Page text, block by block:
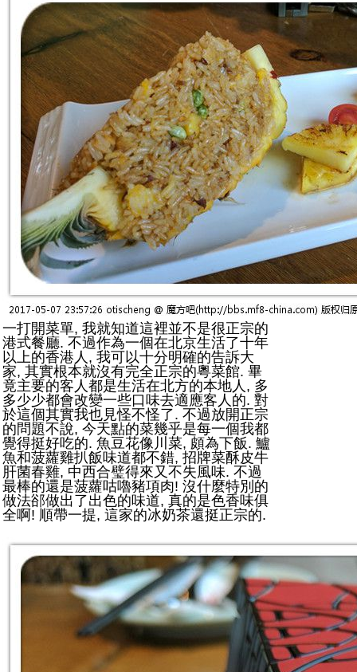
一打開菜單, 我就知道這裡並不是很正宗的
港式餐廳. 不過作為一個在北京生活了十年
以上的香港人, 我可以十分明確的告訴大
家, 其實根本就沒有完全正宗的粵菜館. 畢
竟主要的客人都是生活在北方的本地人, 多
多少少都會改變一些口味去適應客人的. 對
於這個其實我也見怪不怪了. 不過放開正宗
的問題不說, 今天點的菜幾乎是每一個我都
覺得挺好吃的. 魚豆花像川菜, 頗為下飯. 鱸
魚和菠蘿雞扒飯味道都不錯, 招牌菜酥皮牛
肝菌春雞, 中西合璧得來又不失風味. 不過
最棒的還是菠蘿咕嚕豬項肉! 沒什麼特別的
做法郤做出了出色的味道, 真的是色香味俱
全啊! 順帶一提, 這家的冰奶茶還挺正宗的.